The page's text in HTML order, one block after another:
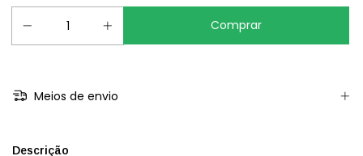
Meios de envio
Descrição